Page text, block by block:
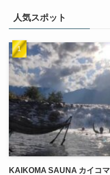
人気スポット
KAIKOMA SAUNA カイコ